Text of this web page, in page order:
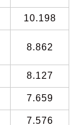
10.198
8.862
8.127
7.659
7.576